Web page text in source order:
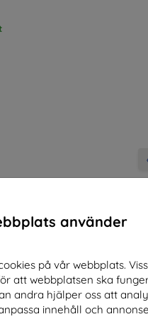
använder
på vår webbplats.
att webbplatsen ska
andra hjälper oss att
innehåll och
46701494
SK2023549671